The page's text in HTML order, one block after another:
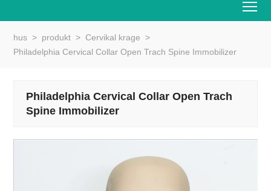
hus > produkt > Cervikal krage >
Philadelphia Cervical Collar Open Trach Spine Immobilizer
Philadelphia Cervical Collar Open Trach
Spine Immobilizer